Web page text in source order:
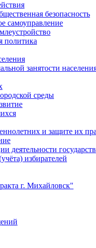
безопасность
самоуправление
политика
занятости
среды
и защите их
деятельности
избирателей
г. Михайловск"